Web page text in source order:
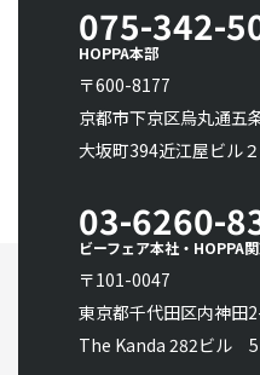
075-342-
HOPPA本部
〒600-8177
京都市下京区烏丸通五
大坂町394近江屋ビル
03-6260-
ビーフェア本社・HOPPA
〒101-0047
東京都千代田区内神田
The Kanda 282ビル